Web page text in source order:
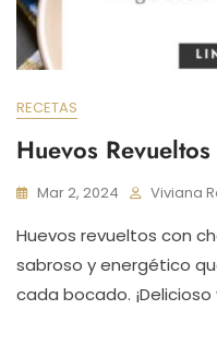
RECETAS
Huevos
Mar 2, 2024 Viviana
Huevos revueltos con
sabroso y energético
cada bocado.